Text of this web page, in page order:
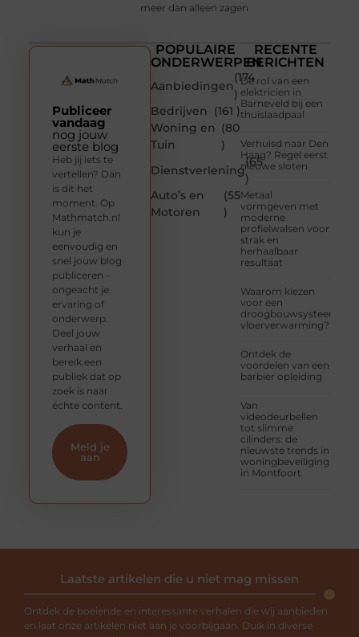
meer dan alleen zagen
POPULAIRE
ONDERWERPEN
Aanbiedingen
(174
)
Bedrijven
(161 )
Woning en
Tuin
(80
)
Dienstverlening
(65
)
Auto’s en
Motoren
(55
)
RECENTE
BERICHTEN
De rol van een
elektricien in
Barneveld bij een
thuislaadpaal
Verhuisd naar Den
Haag? Regel eerst
nieuwe sloten
Metaal
vormgeven met
moderne
profielwalsen voor
strak en
herhaalbaar
resultaat
Waarom kiezen
voor een
droogbouwsysteem
vloerverwarming?
Ontdek de
voordelen van een
barbier opleiding
Van
videodeurbellen
tot slimme
cilinders: de
nieuwste trends in
woningbeveiliging
in Montfoort
Publiceer
vandaag
nog jouw
eerste blog
Heb jij iets te
vertellen? Dan
is dit het
moment. Op
Mathmatch.nl
kun je
eenvoudig en
snel jouw blog
publiceren –
ongeacht je
ervaring of
onderwerp.
Deel jouw
verhaal en
bereik een
publiek dat op
zoek is naar
échte content.
Meld je
aan
Laatste artikelen die u niet mag missen
Ontdek de boeiende en interessante verhalen die wij aanbieden
en laat onze artikelen niet aan je voorbijgaan. Duik in diverse